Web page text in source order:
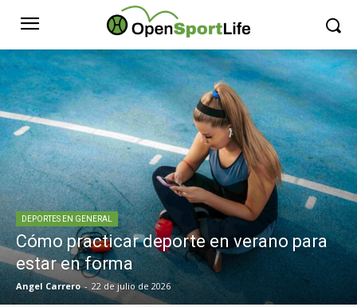
DEPORTES EN GENERAL
Cómo practicar deporte en verano para
estar en forma
Angel Carrero - 22 de julio de 2026